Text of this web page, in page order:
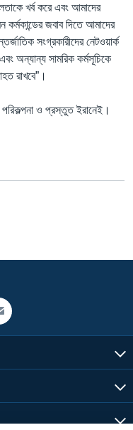
খর্ব করে এবং আমাদের
জবাব দিতে আমাদের
সংগ্রকারীদের নেটওয়ার্ক
এবং অন্যান্য সামরিক কর্মসূচিকে
রাখবে”।
পরিকল্পনা ও প্রস্তুত ইরানেই।